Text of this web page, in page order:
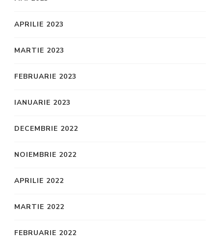
APRILIE 2023
MARTIE 2023
FEBRUARIE 2023
IANUARIE 2023
DECEMBRIE 2022
NOIEMBRIE 2022
APRILIE 2022
MARTIE 2022
FEBRUARIE 2022